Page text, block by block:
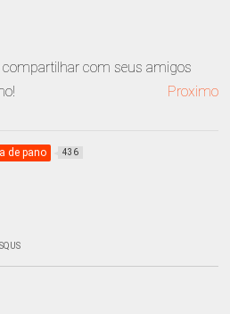
compartilhar com seus amigos
Proximo
de pano 436